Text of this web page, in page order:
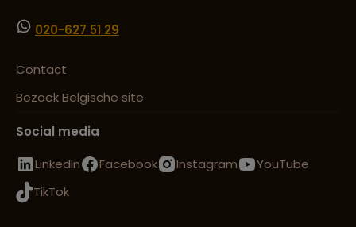
020-627 51 29
Contact
Bezoek Belgische site
Social media
LinkedIn
Facebook Instagram
YouTube
TikTok